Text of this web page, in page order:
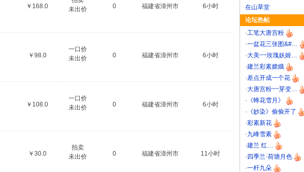
在山草堂
论坛热帖
·工笔大唐宫粉
·一盆花三张图&#…
·大美~~玫瑰妖姬…
·建兰彩素嫦娥
·差点开成一个花
·大唐宫粉~~芽变…
· 《蜂花雪月》
· 《妙染》偷偷开了
·彩素新花
·九峰雪素
·建兰 红…
· 四季兰·荷塘月色
·一杆九朵
￥168.0
未出价
0 福建省漳州市 6小时
￥98.0
一口价
未出价
0 福建省漳州市 6小时
￥108.0
一口价
未出价
0 福建省漳州市 6小时
￥30.0
拍卖
未出价
0 福建省漳州市 11小时